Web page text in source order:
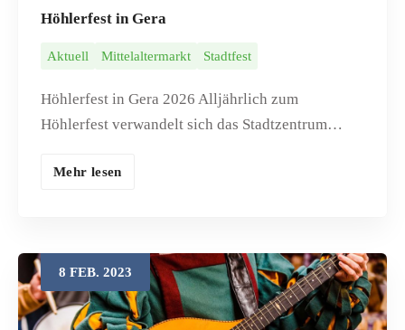
Höhlerfest in Gera
Aktuell Mittelaltermarkt Stadtfest
Höhlerfest in Gera 2026 Alljährlich zum
Höhlerfest verwandelt sich das Stadtzentrum…
Mehr lesen
8 FEB. 2023